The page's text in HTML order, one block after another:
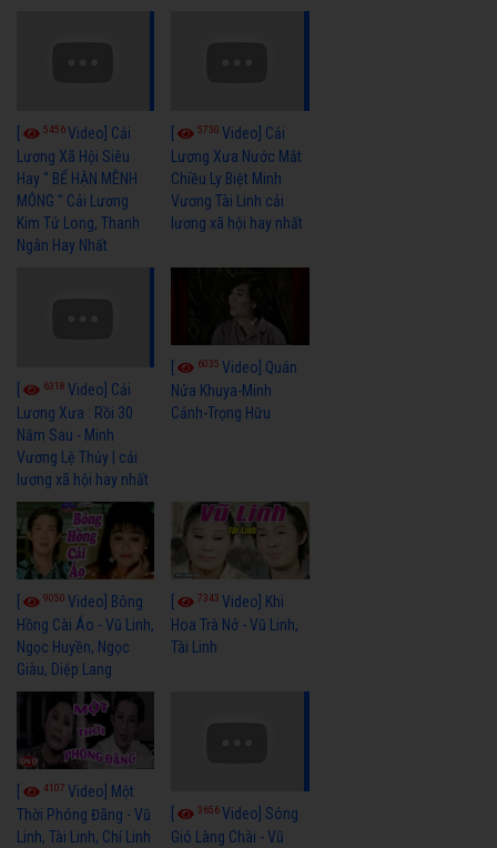
5456Video] Cải
Lương Xã Hội Siêu
Hay " BỂ HẬN MÊNH
MÔNG " Cải Lương
Kim Tử Long, Thanh
Ngân Hay Nhất
5730Video] Cải
Lương Xưa Nước Mắt
Chiều Ly Biệt Minh
Vương Tài Linh cải
lương xã hội hay nhất
6318 Video] Cải
Lương Xưa : Rồi 30
Năm Sau - Minh
Vương Lệ Thủy | cải
lương xã hội hay nhất
6035Video] Quán
Nửa Khuya-Minh
Cảnh-Trọng Hữu
9050 Video] Bông
Hồng Cài Áo - Vũ Linh,
Ngọc Huyền, Ngọc
Giàu, Diệp Lang
7343Video] Khi
Hoa Trà Nở - Vũ Linh,
Tài Linh
4107 Video] Một
Thời Phóng Đãng - Vũ
Linh, Tài Linh, Chí Linh
3656Video] Sóng
Gió Làng Chài - Vũ